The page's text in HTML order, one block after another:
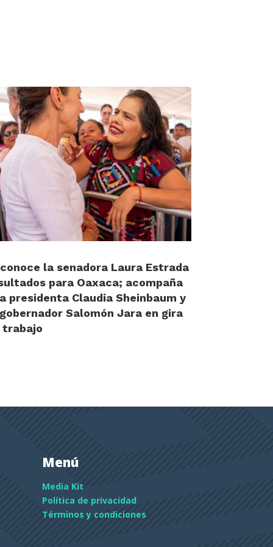
la senadora Laura Estrada
para Oaxaca; acompaña
presidenta Claudia Sheinbaum y
Salomón Jara en gira
trabajo
Menú
Media Kit
Política de privacidad
Términos y condiciones